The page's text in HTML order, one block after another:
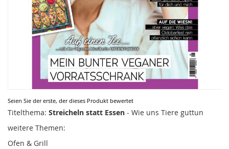
Seien Sie der erste, der dieses Produkt bewertet
Titelthema: Streicheln statt Essen - Wie uns Tiere guttun
weitere Themen:
Ofen & Grill
Zum
Anfang
Bildergalerie
springen